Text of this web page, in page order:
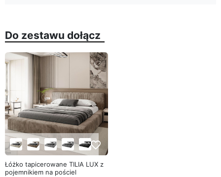
Do zestawu dołącz
favorite_border
Łóżko tapicerowane TILIA LUX z
pojemnikiem na pościel